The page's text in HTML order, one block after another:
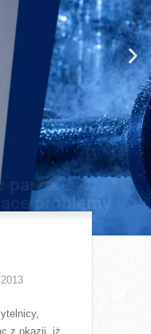
złożony
rurociągów i
procesy
dwa światy, tj.
To on, obok
występującym
z okazji, iż